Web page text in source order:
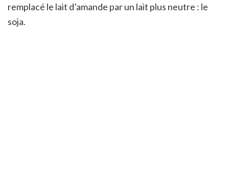
remplacé le lait d’amande par un lait plus neutre : le
soja.